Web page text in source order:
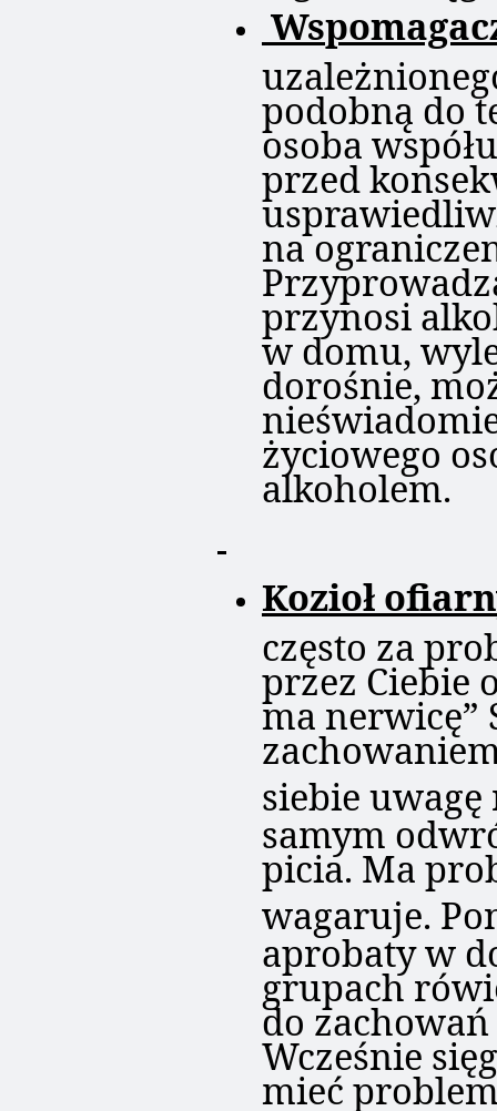
podobną do
osoba
przed
na
przynosi
w domu,
dorośnie,
życiowego
alkoholem.
Kozioł
często za
przez Ciebie
ma nerwicę”
siebie
samym
picia. Ma
wagaruje.
aprobaty w
grupach
do
Wcześnie
mieć